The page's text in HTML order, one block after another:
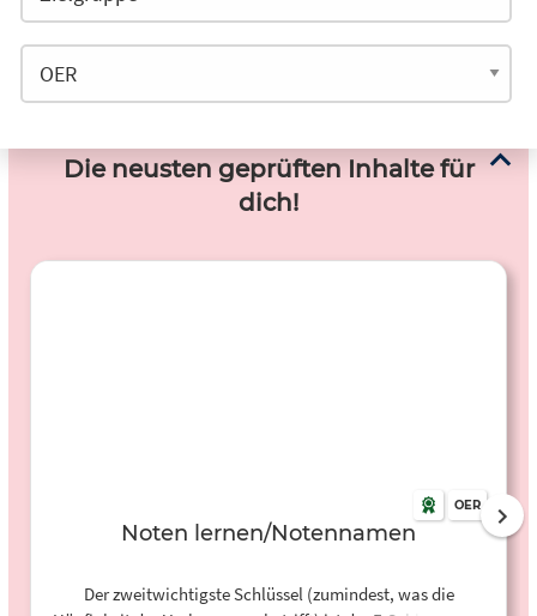
Die neusten geprüften Inhalte für
dich!
OER
Noten lernen/Notennamen
Der zweitwichtigste Schlüssel (zumindest, was die